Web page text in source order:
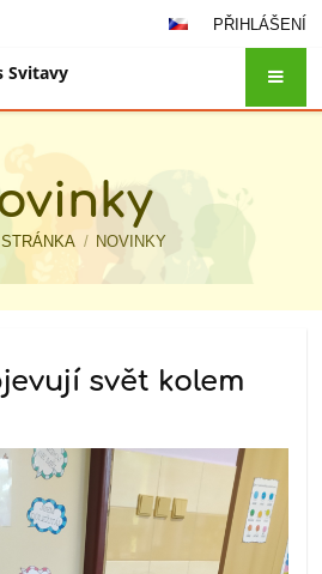
PŘIHLÁŠENÍ
Svitavy
/ NOVINKY
svět kolem